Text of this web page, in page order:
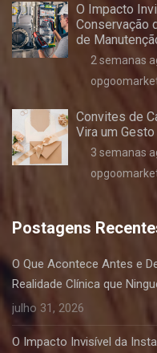
O Impacto
Conservação
de
2 semanas
Convites de
Vira um
3 semanas
Postagens
O Que Acontece Antes e
Realidade Clínica que
julho 31, 2026
O Impacto Invisível da